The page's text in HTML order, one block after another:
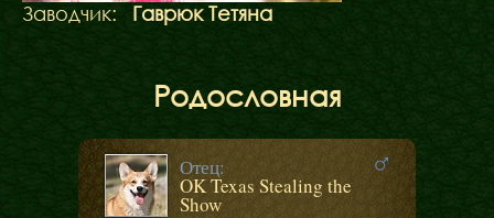
Заводчик: Гаврюк Тетяна
Родословная
Отец:
OK Texas Stealing the
Show